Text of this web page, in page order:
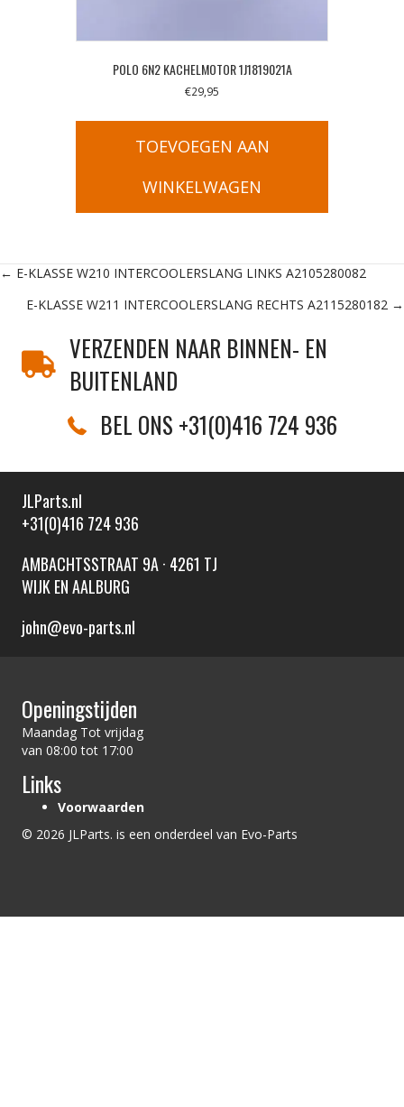
POLO 6N2 KACHELMOTOR 1J1819021A
€29,95
TOEVOEGEN AAN
WINKELWAGEN
Posts
navigation
← E-KLASSE W210 INTERCOOLERSLANG LINKS A2105280082
E-KLASSE W211 INTERCOOLERSLANG RECHTS A2115280182 →
VERZENDEN NAAR BINNEN- EN
BUITENLAND
BEL ONS +31(0)416 724 936
JLParts.nl
+31(0)416 724 936
AMBACHTSSTRAAT 9A · 4261 TJ
WIJK EN AALBURG
john@evo-parts.nl
Openingstijden
Maandag Tot vrijdag
van 08:00 tot 17:00
Links
Voorwaarden
© 2026 JLParts. is een onderdeel van Evo-Parts